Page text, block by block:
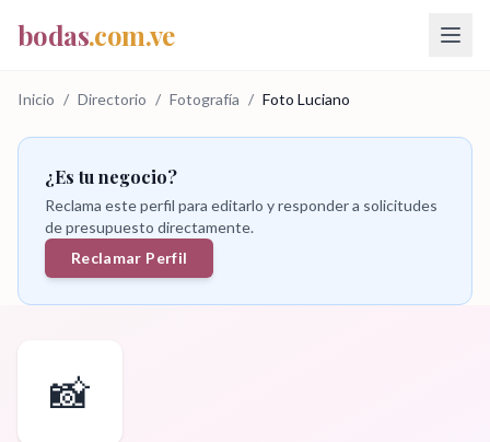
bodas.com.ve
Inicio / Directorio / Fotografía / Foto Luciano
¿Es tu negocio?
Reclama este perfil para editarlo y responder a solicitudes
de presupuesto directamente.
Reclamar Perfil
📸